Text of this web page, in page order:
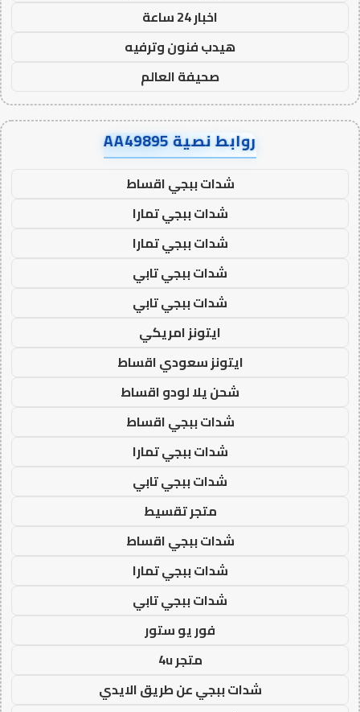
اخبار 24 ساعة
هيدب فنون وترفيه
صحيفة العالم
روابط نصية AA49895
شدات ببجي اقساط
شدات ببجي تمارا
شدات ببجي تمارا
شدات ببجي تابي
شدات ببجي تابي
ايتونز امريكي
ايتونز سعودي اقساط
شحن يلا لودو اقساط
شدات ببجي اقساط
شدات ببجي تمارا
شدات ببجي تابي
متجر تقسيط
شدات ببجي اقساط
شدات ببجي تمارا
شدات ببجي تابي
فور يو ستور
متجر 4u
شدات ببجي عن طريق الايدي